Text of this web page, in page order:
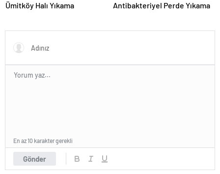
Ümitköy Halı Yıkama Antibakteriyel Perde Yıkama
Gönder
En az 10 karakter gerekli